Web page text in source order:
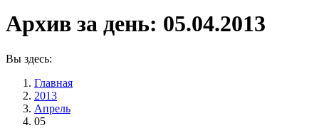
Архив за день: 05.04.2013
Вы здесь:
Главная
2013
Апрель
05